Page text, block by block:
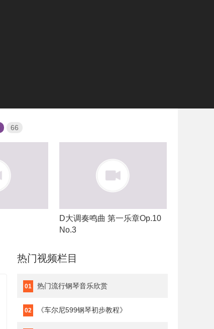
66
D大调奏鸣曲 第一乐章Op.10
No.3
热门视频栏目
01 热门流行钢琴音乐欣赏
02 《车尔尼599钢琴初步教程》